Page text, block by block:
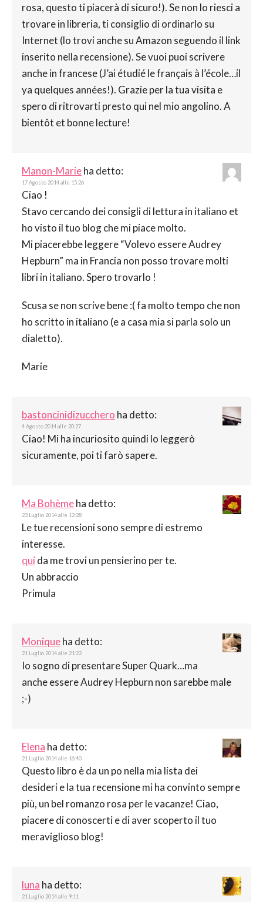
rosa, questo ti piacerà di sicuro!). Se non lo riesci a
trovare in libreria, ti consiglio di ordinarlo su
Internet (lo trovi anche su Amazon seguendo il link
inserito nella recensione). Se vuoi puoi scrivere
anche in francese (J’ai étudié le français à l’école…il
ya quelques années!). Grazie per la tua visita e
spero di ritrovarti presto qui nel mio angolino. A
bientôt et bonne lecture!
Manon-Marieha detto:
17 Agosto 2014 alle 15:26
Ciao !
Stavo cercando dei consigli di lettura in italiano et
ho visto il tuo blog che mi piace molto.
Mi piacerebbe leggere “Volevo essere Audrey
Hepburn” ma in Francia non posso trovare molti
libri in italiano. Spero trovarlo !
Scusa se non scrive bene :( fa molto tempo che non
ho scritto in italiano (e a casa mia si parla solo un
dialetto).
Marie
bastoncinidizucchero ha detto:
4 Agosto 2014 alle 20:27
Ciao! Mi ha incuriosito quindi lo leggerò
sicuramente, poi ti farò sapere.
Ma Bohèmeha detto:
23 Luglio 2014 alle 12:28
Le tue recensioni sono sempre di estremo
interesse.
qui da me trovi un pensierino per te.
Un abbraccio
Primula
Moniqueha detto:
21 Luglio 2014 alle 21:22
Io sogno di presentare Super Quark…ma
anche essere Audrey Hepburn non sarebbe male
;-)
Elena ha detto:
21 Luglio 2014 alle 16:40
Questo libro è da un po nella mia lista dei
desideri e la tua recensione mi ha convinto sempre
più, un bel romanzo rosa per le vacanze! Ciao,
piacere di conoscerti e di aver scoperto il tuo
meraviglioso blog!
luna ha detto:
21 Luglio 2014 alle 9:11